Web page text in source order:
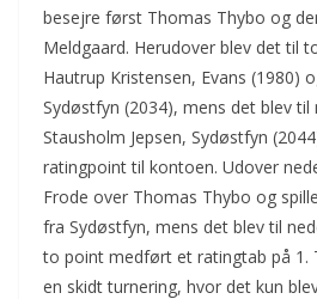
besejre først Thomas Thybo og
Meldgaard. Herudover blev det til
Hautrup Kristensen, Evans (1980)
Sydøstfyn (2034), mens det blev
Stausholm Jepsen, Sydøstfyn
ratingpoint til kontoen. Udover
Frode over Thomas Thybo og
fra Sydøstfyn, mens det blev til
to point medført et ratingtab på 1.
en skidt turnering, hvor det kun